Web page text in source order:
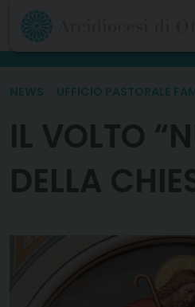
Skip
content
NEWS UFFICIO PASTORALE
IL VOLTO
DELLA